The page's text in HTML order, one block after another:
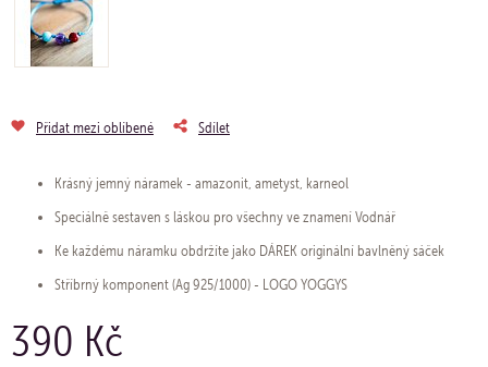
Přidat mezi oblíbené Sdílet
Krásný jemný náramek - amazonit, ametyst, karneol
Speciálně sestaven s láskou pro všechny ve znamení Vodnář
Ke každému náramku obdržíte jako DÁREK originální bavlněný sáček
Stříbrný komponent (Ag 925/1000) - LOGO YOGGYS
390 Kč